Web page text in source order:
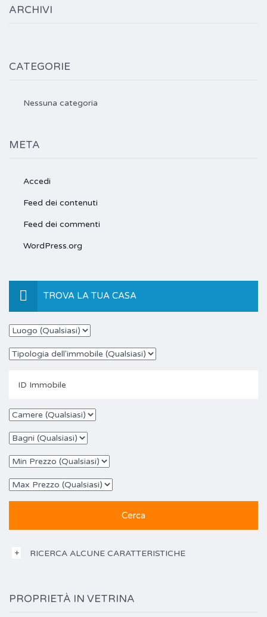
ARCHIVI
CATEGORIE
Nessuna categoria
META
Accedi
Feed dei contenuti
Feed dei commenti
WordPress.org
TROVA LA TUA CASA
RICERCA ALCUNE CARATTERISTICHE
PROPRIETÀ IN VETRINA